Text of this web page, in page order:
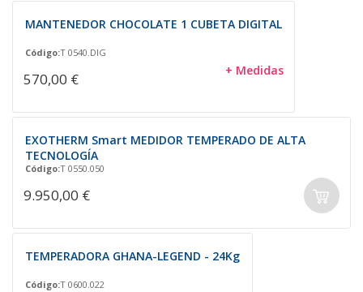
MANTENEDOR CHOCOLATE 1 CUBETA DIGITAL
Código:T 0540.DIG
570,00 € + Medidas
EXOTHERM Smart MEDIDOR TEMPERADO DE ALTA
TECNOLOGÍA
Código:T 0550.050
9.950,00 €
TEMPERADORA GHANA-LEGEND - 24Kg
Código:T 0600.022